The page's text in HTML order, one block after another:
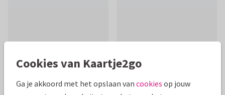
Mooie extra's bij je kaart
Cookies van Kaartje2go
Ga je akkoord met het opslaan van cookies op jouw